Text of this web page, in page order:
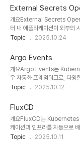
를 코드 저장소에 노출시키지
개념 및 정의 항목 내용 비고
저장 가능한 암호화된
발, CNCF Sandbox 포함목
및 배포Git에 민감정보 저장
External Secrets
개요External Secrets
터 내 애플리케이션이 외부
Manager, HashiCorp
(secrets)을 Kubernetes 내
에서 동기화함으로써, 비밀의
있습니다.1. 개념 및 정의 항목
Kubernetes 간 연동을 자동
로젝트목적비밀 정보의 안전
Topic 2025.10.24
Argo Events
개요Argo Events는
우 자동화 프레임워크로, 다양
플로우나 작업을 트리거한
다.1. 개념 및 정의Argo
서(Sensor), 게이트웨이
환경에서 이벤트 주도형 애플
픈소스 프로젝트이다.
이티브 아키텍처에서 핵심 이
Topic 2025.10.12
FluxCD
개요FluxCD는 Kubernetes
케이션과 인프라를 자동으로
Git 저장소를 단일 진실 원
Topic 2025.10.11